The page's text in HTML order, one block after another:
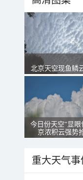
北京天空现鱼鳞
今日份天空“显眼
京浓积云强势
重大天气事